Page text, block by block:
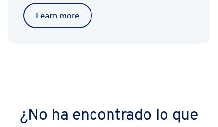
Learn more
¿No ha encontrado lo que